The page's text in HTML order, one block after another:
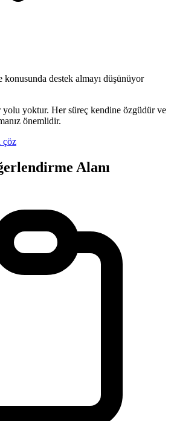
konusunda destek almayı düşünüyor
yoktur. Her süreç kendine özgüdür ve
önemlidir.
çöz
Alanı